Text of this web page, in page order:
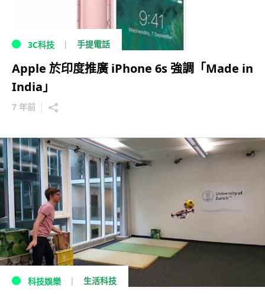
3C科技 手提電話
Apple 於印度推廣 iPhone 6s 強調「Made in
India」
7 年前
科技娛樂 生活科技